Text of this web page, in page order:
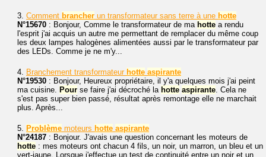
3. Comment brancher un transformateur sans terre à une hotte
N°15670 : Bonjour, Comme le transformateur de ma hotte a rendu
l'esprit j'ai acquis un autre me permettant de remplacer du même coup
les deux lampes halogènes alimentées aussi par le transformateur par
des LEDs. Comme je ne m'y...
4. Branchement transformateur hotte aspirante
N°19530 : Bonjour, Heureux propriétaire, il y'a quelques mois j'ai peint
ma cuisine. Pour se faire j'ai décroché la hotte aspirante. Cela ne
s'est pas super bien passé, résultat après remontage elle ne marchait
plus. Après...
5. Problème moteurs hotte aspirante
N°24187 : Bonjour. J'avais une question concernant les moteurs de
hotte : mes moteurs ont chacun 4 fils, un noir, un marron, un bleu et un
vert-jaune. Lorsque j'effectue un test de continuité entre un noir et un